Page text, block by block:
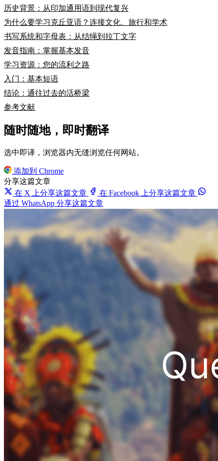
历史背景：从印加通用语到现代复兴
为什么要学习克丘亚语？连接文化、旅行和学术
书写系统和字母表：从结绳到拉丁文字
发音指南：掌握基本发音
学习资源：您的流利之路
入门：基本短语
结论：通往过去的活桥梁
参考文献
随时随地，即时翻译
选中即译，浏览器内无缝浏览任何网站。
添加到 Chrome
分享这篇文章
在 X 上分享这篇文章
在 Facebook 上分享这篇文章
通过 WhatsApp 分享这篇文章